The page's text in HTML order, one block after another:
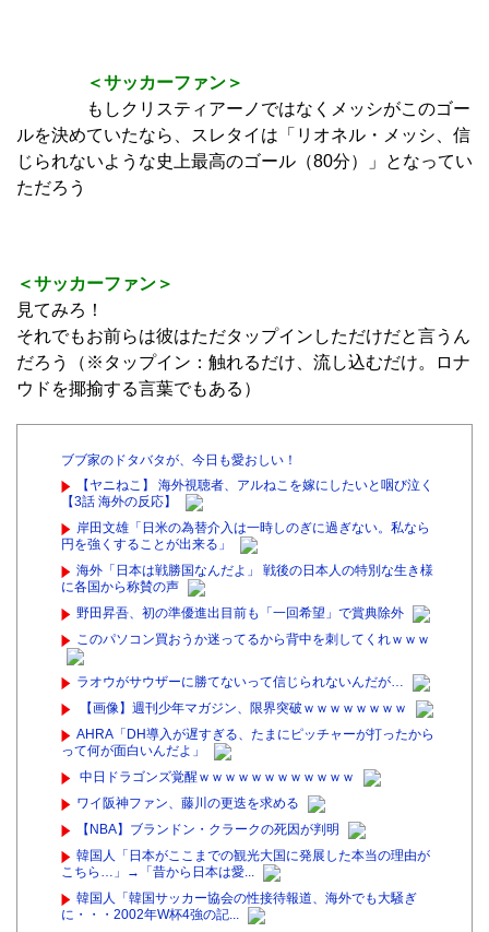
＜サッカーファン＞
もしクリスティアーノではなくメッシがこのゴー
ルを決めていたなら、スレタイは「リオネル・メッシ、信
じられないような史上最高のゴール（80分）」となってい
ただろう
＜サッカーファン＞
見てみろ！
それでもお前らは彼はただタップインしただけだと言うん
だろう（※タップイン：触れるだけ、流し込むだけ。ロナ
ウドを揶揄する言葉でもある）
ブブ家のドタバタが、今日も愛おしい！
【ヤニねこ】 海外視聴者、アルねこを嫁にしたいと咽び泣く
【3話 海外の反応】
岸田文雄「日米の為替介入は一時しのぎに過ぎない。私なら
円を強くすることが出来る」
海外「日本は戦勝国なんだよ」 戦後の日本人の特別な生き様
に各国から称賛の声
野田昇吾、初の準優進出目前も「一回希望」で賞典除外
このパソコン買おうか迷ってるから背中を刺してくれｗｗｗ
ラオウがサウザーに勝てないって信じられないんだが…
【画像】週刊少年マガジン、限界突破ｗｗｗｗｗｗｗｗ
AHRA「DH導入が遅すぎる、たまにピッチャーが打ったから
って何が面白いんだよ」
中日ドラゴンズ覚醒ｗｗｗｗｗｗｗｗｗｗｗｗ
ワイ阪神ファン、藤川の更迭を求める
【NBA】ブランドン・クラークの死因が判明
韓国人「日本がここまでの観光大国に発展した本当の理由が
こちら…」→「昔から日本は愛...
韓国人「韓国サッカー協会の性接待報道、海外でも大騒ぎ
に・・・2002年W杯4強の記...